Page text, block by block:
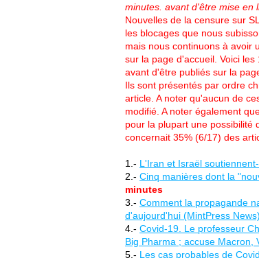
minutes. avant d'être mise en
Nouvelles de la censure sur
les blocages que nous
mais nous continuons à avoir
sur la page d'accueil. Voici
avant d'être publiés sur la
Ils sont présentés par ordre
article. A noter qu'aucun de
modifié. A noter également
pour la plupart une possibilité
concernait 35% (6/17) des
1.- L'Iran et Israël
2.- Cinq manières dont la
minutes
3.- Comment la propagande
d'aujourd'hui (MintPress
4.- Covid-19. Le professeur
Big Pharma ; accuse Macron,
5.- Les cas probables de